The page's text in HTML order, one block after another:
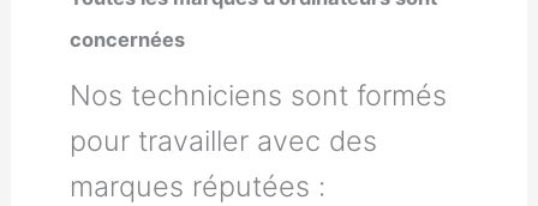
concernées
Nos techniciens sont formés
pour travailler avec des
marques réputées :